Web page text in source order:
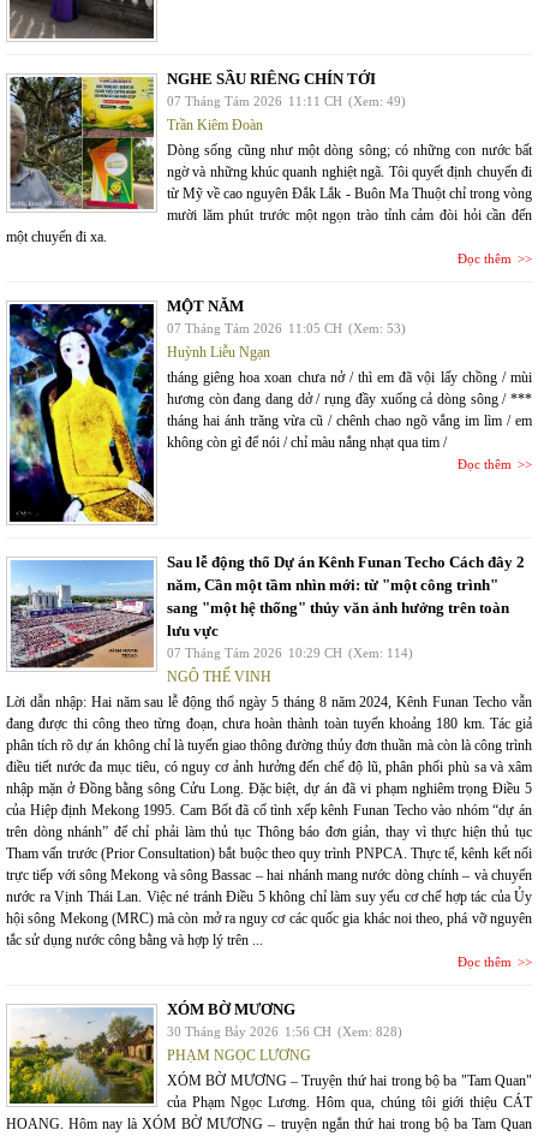
NGHE SẦU RIÊNG CHÍN TỚI
07 Tháng Tám 2026 11:11 CH (Xem: 49)
Trần Kiêm Đoàn
Dòng sống cũng như một dòng sông; có những con nước bất
ngờ và những khúc quanh nghiệt ngã. Tôi quyết định chuyến đi
từ Mỹ về cao nguyên Đắk Lắk - Buôn Ma Thuột chỉ trong vòng
mười lăm phút trước một ngọn trào tỉnh cảm đòi hỏi cần đến
một chuyến đi xa.
Đọc thêm
MỘT NĂM
07 Tháng Tám 2026 11:05 CH (Xem: 53)
Huỳnh Liễu Ngạn
tháng giêng hoa xoan chưa nở / thì em đã vội lấy chồng / mùi
hương còn đang dang dở / rụng đầy xuống cả dòng sông / ***
tháng hai ánh trăng vừa cũ / chênh chao ngõ vắng im lìm / em
không còn gì để nói / chỉ màu nắng nhạt qua tim /
Đọc thêm
Sau lễ động thổ Dự án Kênh Funan Techo Cách đây 2
năm, Cần một tầm nhìn mới: từ "một công trình"
sang "một hệ thống" thủy văn ảnh hưởng trên toàn
lưu vực
07 Tháng Tám 2026 10:29 CH (Xem: 114)
NGÔ THẾ VINH
Lời dẫn nhập: Hai năm sau lễ động thổ ngày 5 tháng 8 năm 2024, Kênh Funan Techo vẫn
đang được thi công theo từng đoạn, chưa hoàn thành toàn tuyến khoảng 180 km. Tác giả
phân tích rõ dự án không chỉ là tuyến giao thông đường thủy đơn thuần mà còn là công trình
điều tiết nước đa mục tiêu, có nguy cơ ảnh hưởng đến chế độ lũ, phân phối phù sa và xâm
nhập mặn ở Đồng bằng sông Cửu Long. Đặc biệt, dự án đã vi phạm nghiêm trọng Điều 5
của Hiệp định Mekong 1995. Cam Bốt đã cố tình xếp kênh Funan Techo vào nhóm “dự án
trên dòng nhánh” để chỉ phải làm thủ tục Thông báo đơn giản, thay vì thực hiện thủ tục
Tham vấn trước (Prior Consultation) bắt buộc theo quy trình PNPCA. Thực tế, kênh kết nối
trực tiếp với sông Mekong và sông Bassac – hai nhánh mang nước dòng chính – và chuyển
nước ra Vịnh Thái Lan. Việc né tránh Điều 5 không chỉ làm suy yếu cơ chế hợp tác của Ủy
hội sông Mekong (MRC) mà còn mở ra nguy cơ các quốc gia khác noi theo, phá vỡ nguyên
tắc sử dụng nước công bằng và hợp lý trên ...
Đọc thêm
XÓM BỜ MƯƠNG
30 Tháng Bảy 2026 1:56 CH (Xem: 828)
PHẠM NGỌC LƯƠNG
XÓM BỜ MƯƠNG – Truyện thứ hai trong bộ ba "Tam Quan"
của Phạm Ngọc Lương. Hôm qua, chúng tôi giới thiệu CÁT
HOANG. Hôm nay là XÓM BỜ MƯƠNG – truyện ngắn thứ hai trong bộ ba Tam Quan